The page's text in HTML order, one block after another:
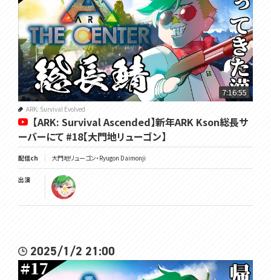
7:16:55
ARK: Survival Evolved
【ARK: Survival Ascended】新年ARK Kson総長サ
ーバーにて #18【大門地リューゴン】
配信ch 大門地リューゴン・Ryugon Daimonji
出演
2025/1/2 21:00